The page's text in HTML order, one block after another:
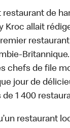
de
Kroc allait
Britannique.
chefs de file
jour de
1 400
restaurant